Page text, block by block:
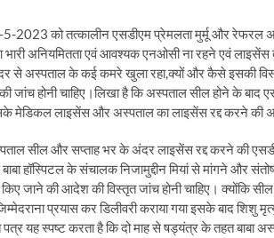
2023 को तत्कालीन एसडीएम प्रेमलता मुर्मू और रेफरल
भारी अनियमितता एवं आवश्यक एनओसी ना रहने एवं
से अस्पताल के कई कमरे खुला रहा,क्यों और कैसे इसकी
जांच होनी चाहिए।लिखा है कि अस्पताल सील होने के बाद
मेडिकल लाइसेंस और अस्पताल का लाइसेंस रद्द करने की
सील और सप्ताह भर के अंदर लाइसेंस रद्द करने की
हॉस्पिटल के संचालक निजामुद्दीन मियां से मांगने और
जाने की आदेश की विस्तृत जांच होनी चाहिए। क्योंकि
प्रयास कर डिलीवरी कराया गया इसके बाद
पत्र यह स्पष्ट करता है कि दो माह से षड्यंत्र के तहत